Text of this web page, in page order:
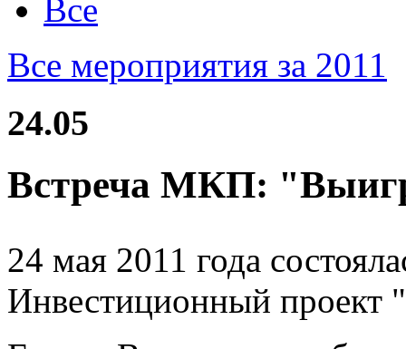
Все
Все мероприятия за 2011
24.05
Встреча МКП:
24 мая 2011 года
Инвестиционный